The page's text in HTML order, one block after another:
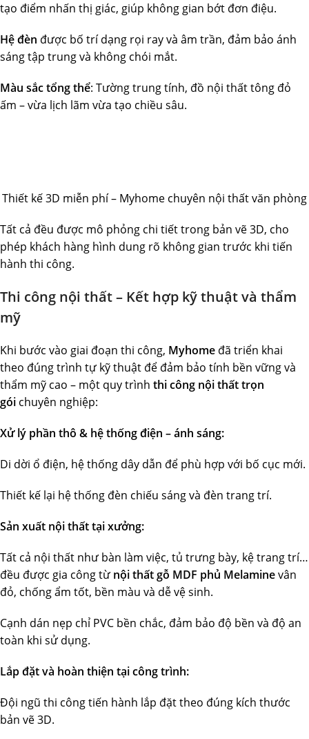
tạo điểm nhấn thị giác, giúp không gian bớt đơn điệu.
Hệ đèn được bố trí dạng rọi ray và âm trần, đảm bảo ánh
sáng tập trung và không chói mắt.
Màu sắc tổng thể: Tường trung tính, đồ nội thất tông đỏ
ấm – vừa lịch lãm vừa tạo chiều sâu.
Thiết kế 3D miễn phí – Myhome chuyên nội thất văn phòng
Tất cả đều được mô phỏng chi tiết trong bản vẽ 3D, cho
phép khách hàng hình dung rõ không gian trước khi tiến
hành thi công.
Thi công nội thất – Kết hợp kỹ thuật và thẩm
mỹ
Khi bước vào giai đoạn thi công, Myhome đã triển khai
theo đúng trình tự kỹ thuật để đảm bảo tính bền vững và
thẩm mỹ cao – một quy trình thi công nội thất trọn
gói chuyên nghiệp:
Xử lý phần thô & hệ thống điện – ánh sáng:
Di dời ổ điện, hệ thống dây dẫn để phù hợp với bố cục mới.
Thiết kế lại hệ thống đèn chiếu sáng và đèn trang trí.
Sản xuất nội thất tại xưởng:
Tất cả nội thất như bàn làm việc, tủ trưng bày, kệ trang trí…
đều được gia công từ nội thất gỗ MDF phủ Melaminevân
đỏ, chống ẩm tốt, bền màu và dễ vệ sinh.
Cạnh dán nẹp chỉ PVC bền chắc, đảm bảo độ bền và độ an
toàn khi sử dụng.
Lắp đặt và hoàn thiện tại công trình:
Đội ngũ thi công tiến hành lắp đặt theo đúng kích thước
bản vẽ 3D.